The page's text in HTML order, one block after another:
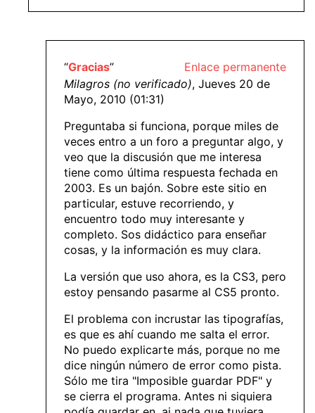
Enlace permanente
“Gracias”
Milagros (no verificado), Jueves 20 de
Mayo, 2010 (01:31)
Preguntaba si funciona, porque miles de
veces entro a un foro a preguntar algo, y
veo que la discusión que me interesa
tiene como última respuesta fechada en
2003. Es un bajón. Sobre este sitio en
particular, estuve recorriendo, y
encuentro todo muy interesante y
completo. Sos didáctico para enseñar
cosas, y la información es muy clara.
La versión que uso ahora, es la CS3, pero
estoy pensando pasarme al CS5 pronto.
El problema con incrustar las tipografías,
es que es ahí cuando me salta el error.
No puedo explicarte más, porque no me
dice ningún número de error como pista.
Sólo me tira "Imposible guardar PDF" y
se cierra el programa. Antes ni siquiera